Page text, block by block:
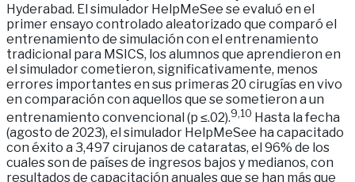
Hyderabad. El simulador HelpMeSee se evaluó en el
primer ensayo controlado aleatorizado que comparó el
entrenamiento de simulación con el entrenamiento
tradicional para MSICS, los alumnos que aprendieron en
el simulador cometieron, significativamente, menos
errores importantes en sus primeras 20 cirugías en vivo
en comparación con aquellos que se sometieron a un
entrenamiento convencional (p ≤.02).9,10 Hasta la fecha
(agosto de 2023), el simulador HelpMeSee ha capacitado
con éxito a 3,497 cirujanos de cataratas, el 96% de los
cuales son de países de ingresos bajos y medianos, con
resultados de capacitación anuales que se han más que